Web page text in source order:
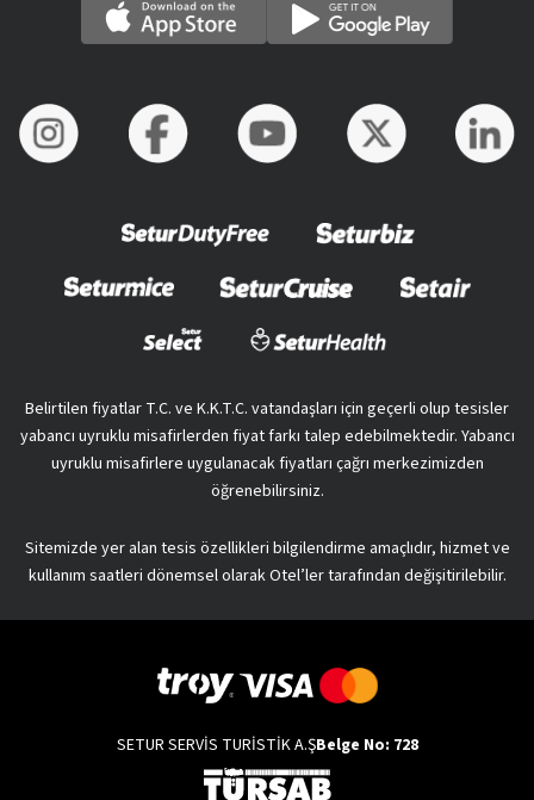
Belirtilen fiyatlar T.C. ve K.K.T.C. vatandaşları için geçerli olup tesisler
yabancı uyruklu misafirlerden fiyat farkı talep edebilmektedir. Yabancı
uyruklu misafirlere uygulanacak fiyatları çağrı merkezimizden
öğrenebilirsiniz.
Sitemizde yer alan tesis özellikleri bilgilendirme amaçlıdır, hizmet ve
kullanım saatleri dönemsel olarak Otel’ler tarafından değişitirilebilir.
SETUR SERVİS TURİSTİK A.ŞBelge No: 728